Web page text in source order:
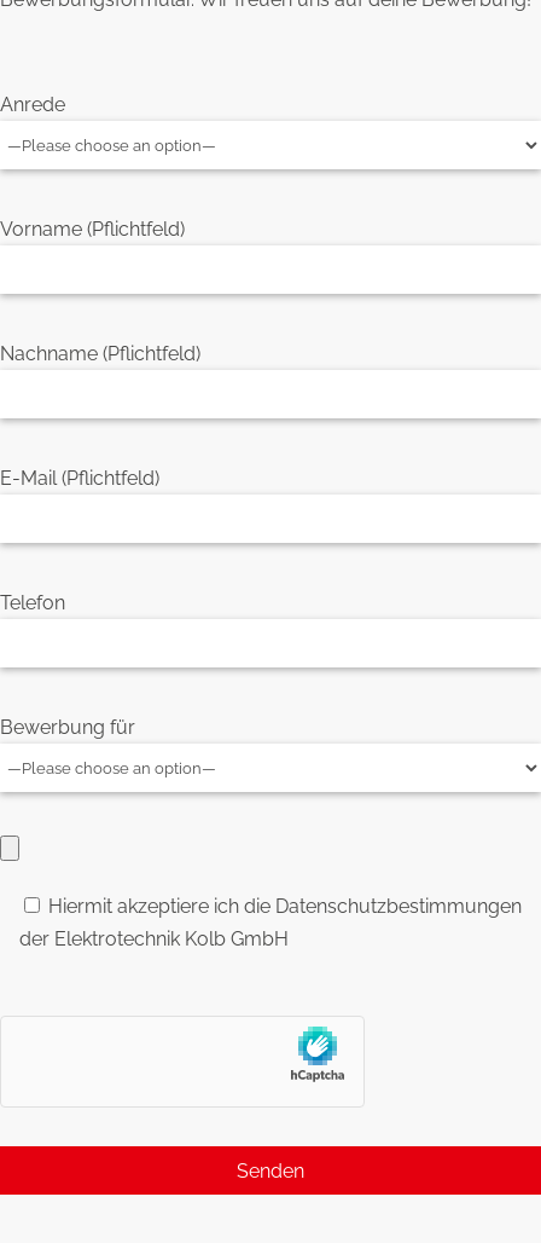
Anrede
Vorname (Pflichtfeld)
Nachname (Pflichtfeld)
E-Mail (Pflichtfeld)
Telefon
Bewerbung für
Hiermit akzeptiere ich die Datenschutzbestimmungen
der Elektrotechnik Kolb GmbH